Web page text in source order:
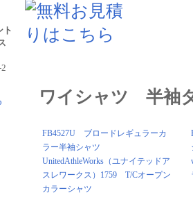
ト
ワイシャツ 半袖
FB4527U ブロードレギュラーカ
ラー半袖シャツ
UnitedAthleWorks（ユナイテッドア
スレワークス）1759 T/Cオープン
カラーシャツ